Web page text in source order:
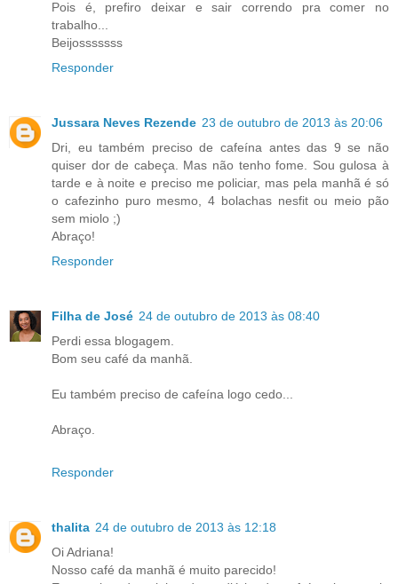
Pois é, prefiro deixar e sair correndo pra comer no
trabalho...
Beijosssssss
Responder
Jussara Neves Rezende 23 de outubro de 2013 às 20:06
Dri, eu também preciso de cafeína antes das 9 se não
quiser dor de cabeça. Mas não tenho fome. Sou gulosa à
tarde e à noite e preciso me policiar, mas pela manhã é só
o cafezinho puro mesmo, 4 bolachas nesfit ou meio pão
sem miolo ;)
Abraço!
Responder
Filha de José 24 de outubro de 2013 às 08:40
Perdi essa blogagem.
Bom seu café da manhã.
Eu também preciso de cafeína logo cedo...
Abraço.
Responder
thalita 24 de outubro de 2013 às 12:18
Oi Adriana!
Nosso café da manhã é muito parecido!